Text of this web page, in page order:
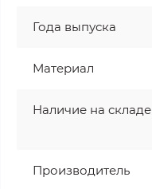
Года выпуска
Материал
Наличие на складе
Производитель